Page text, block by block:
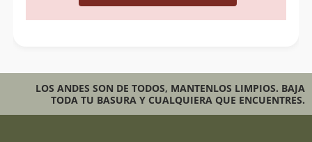
LOS ANDES SON DE TODOS, MANTENLOS LIMPIOS. BAJA
TODA TU BASURA Y CUALQUIERA QUE ENCUENTRES.